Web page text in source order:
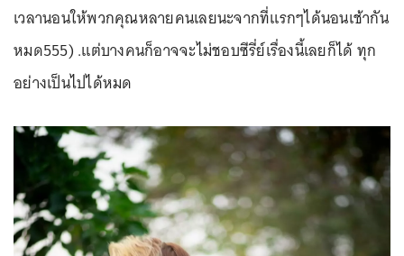
เวลานอนให้พวกคุณหลายคนเลยนะจากที่แรกๆได้นอนเช้ากัน
หมด555) .แต่บางคนก็อาจจะไม่ชอบซีรี่ย์เรื่องนี้เลยก็ได้ ทุก
อย่างเป็นไปได้หมด